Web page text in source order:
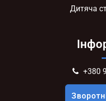
Дитяча
+380